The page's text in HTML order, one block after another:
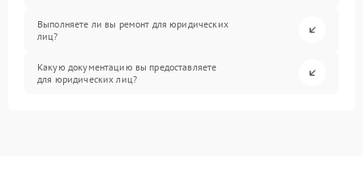
Выполняете ли вы ремонт для юридических
лиц?
Какую документацию вы предоставляете
для юридических лиц?